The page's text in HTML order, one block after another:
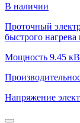
В наличии
Проточный
быстрого
Мощность 9.45
Напряжение